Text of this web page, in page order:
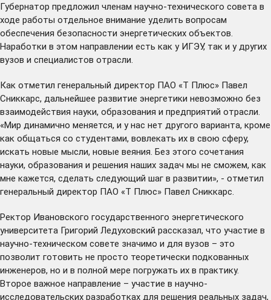
Губернатор предложил членам научно-технического совета в
ходе работы отдельное внимание уделить вопросам
обеспечения безопасности энергетических объектов.
Наработки в этом направлении есть как у ИГЭУ, так и у других
вузов и специалистов отрасли.
Как отметил генеральный директор ПАО «Т Плюс» Павел
Сниккарс, дальнейшее развитие энергетики невозможно без
взаимодействия науки, образования и предприятий отрасли.
«Мир динамично меняется, и у нас нет другого варианта, кроме
как общаться со студентами, вовлекать их в свою сферу,
искать новые мысли, новые веяния. Без этого сочетания
науки, образования и решения наших задач мы не сможем, как
мне кажется, сделать следующий шаг в развитии», - отметил
генеральный директор ПАО «Т Плюс» Павел Сниккарс.
Ректор Ивановского государственного энергетического
университета Григорий Ледуховский рассказал, что участие в
научно-техническом совете значимо и для вузов – это
позволит готовить не просто теоретически подкованных
инженеров, но и в полной мере погружать их в практику.
Второе важное направление – участие в научно-
исследовательских разработках для решения реальных задач,